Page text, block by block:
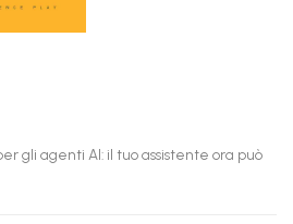
gli agenti AI: il tuo assistente ora può